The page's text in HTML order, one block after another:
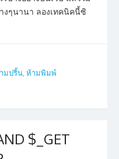
งๆนานา ลองเทคนิคนี้ซิ
มปริ้น ห้ามพิมพ์
$_GET